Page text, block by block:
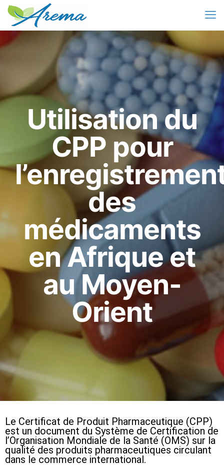
Utilisation du
CPP pour
des
médicaments
en Afrique et
au Moyen-
Orient
Le Certificat de Produit Pharmaceutique (CPP)
est un document du Système de Certification de
l’Organisation Mondiale de la Santé (OMS) sur la
qualité des produits pharmaceutiques circulant
dans le commerce international.